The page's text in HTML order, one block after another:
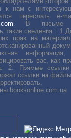
к нам с
переслать е-
. В письме
такие сведения :
прав на
информация,
вас, как
2. Прямые
ссылки на
booksonline.com.ua